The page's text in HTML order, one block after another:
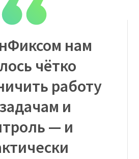
нам
чётко
работу
и
— и